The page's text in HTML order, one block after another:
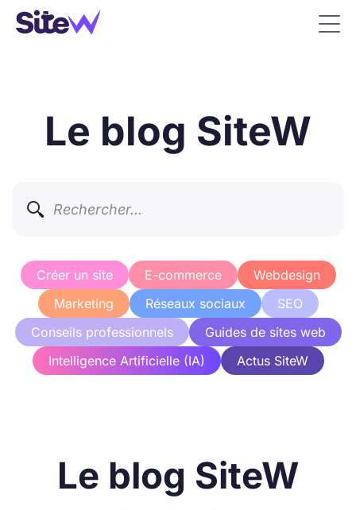
Le blog SiteW

Créer un site E-commerce
Webdesign
Marketing
Réseaux sociaux
SEO
Conseils professionnels
Guides de sites web
Intelligence Artificielle (IA)
Actus SiteW
Le blog SiteW